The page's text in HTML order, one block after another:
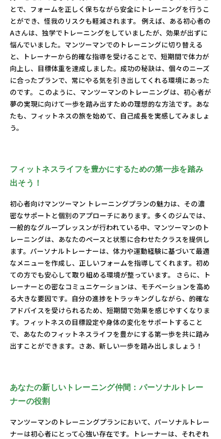
とで、フォームを正しく保ちながら安全にトレーニングを行うこ
とができ、怪我のリスクも軽減されます。 例えば、ある初心者の
Aさんは、独学でトレーニングをしていましたが、効果が出ずに
悩んでいました。マンツーマンでのトレーニングに切り替える
と、トレーナーから的確な指導を受けることで、短期間で体力が
向上し、目標体重を達成しました。成功の秘訣は、個々のニーズ
に合ったプランで、常にやる気を引き出してくれる環境にあった
のです。 このように、マンツーマンのトレーニングは、初心者が
夢の実現に向けて一歩を踏み出すための理想的な方法です。あな
たも、フィットネスの旅を始めて、自己成長を実感してみましょ
う。
フィットネスライフを豊かにするための第一歩を踏み
出そう！
初心者向けマンツーマン トレーニングプランの魅力は、その濃
密なサポートと個別のアプローチにあります。多くのジムでは、
一般的なグループレッスンが行われている中、マンツーマンのト
レーニングは、あなたのペースと状態に合わせたクラスを提供し
ます。パーソナルトレーナーは、体力や運動経験に基づいて最適
なメニューを作成し、正しいフォームを指導してくれます。初め
ての方でも安心して取り組める環境が整っています。 さらに、ト
レーナーとの密なコミュニケーションは、モチベーションを高め
る大きな要因です。自分の進捗をトラッキングしながら、的確な
アドバイスを受けられるため、短期間で効果を感じやすくなりま
す。フィットネスの目標設定や身体の変化をサポートすること
で、あなたのフィットネスライフを豊かにする第一歩を共に踏み
出すことができます。さあ、新しい一歩を踏み出しましょう！
あなたの新しいトレーニング仲間：パーソナルトレー
ナーの役割
マンツーマンのトレーニングプランにおいて、パーソナルトレー
ナーは初心者にとって心強い存在です。トレーナーは、それぞれ